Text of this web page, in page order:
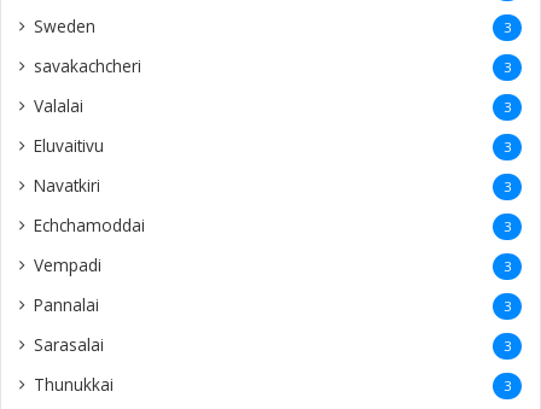
Sweden 3
savakachcheri 3
Valalai 3
Eluvaitivu 3
Navatkiri 3
Echchamoddai 3
Vempadi 3
Pannalai 3
Sarasalai 3
Thunukkai 3